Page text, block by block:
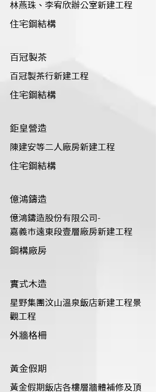
林燕珠、李宥欣辦公室新建工程
住宅鋼結構
百冠製茶
百冠製茶行新建工程
住宅鋼結構
鉅皇營造
陳建安等二人廠房新建工程
住宅鋼結構
億鴻鑄造
億鴻鑄造股份有限公司-
嘉義巿遠東段壹層廠房新建工程
鋼構廠房
實式木造
星野集團汶山溫泉飯店新建工程景
觀工程
外牆格柵
黃金假期
黃金假期飯店各樓層牆體補修及頂